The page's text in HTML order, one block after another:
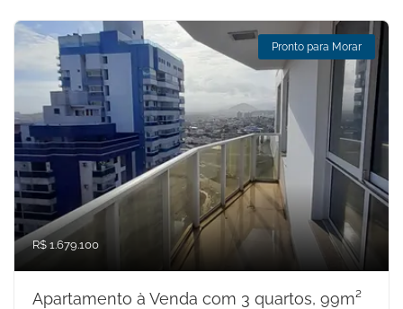
Pronto para Morar
R$ 1.679.100
Apartamento à Venda com 3 quartos, 99m²